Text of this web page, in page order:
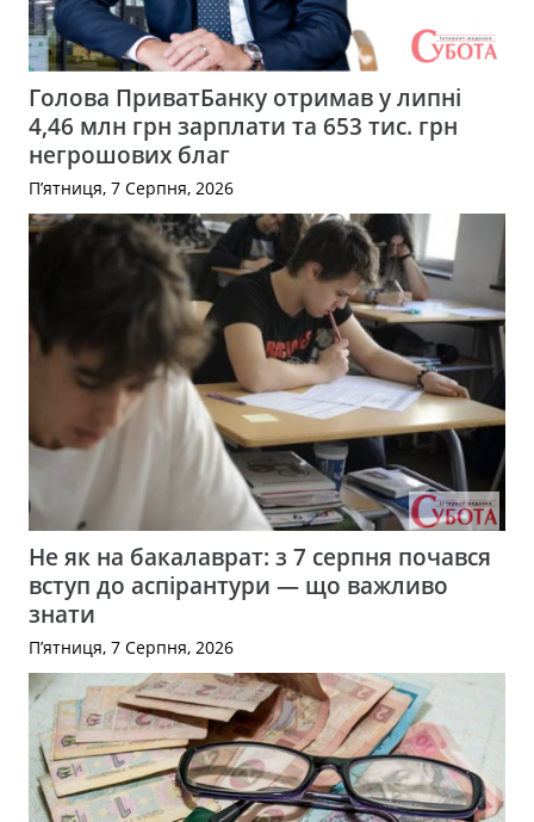
Голова ПриватБанку отримав у липні
4,46 млн грн зарплати та 653 тис. грн
негрошових благ
П’ятниця, 7 Серпня, 2026
Не як на бакалаврат: з 7 серпня почався
вступ до аспірантури — що важливо
знати
П’ятниця, 7 Серпня, 2026